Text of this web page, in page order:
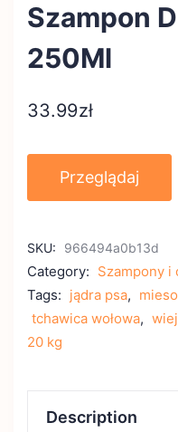
Szampon
250Ml
33.99zł
Przeglądaj
SKU: 966494a0b13d
Category: Szampony i
Tags: jądra psa,
tchawica wołowa,
20 kg
Description